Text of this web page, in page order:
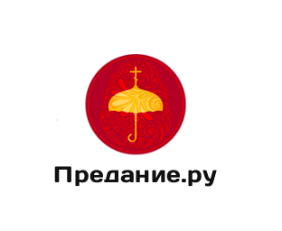
Предание.ру